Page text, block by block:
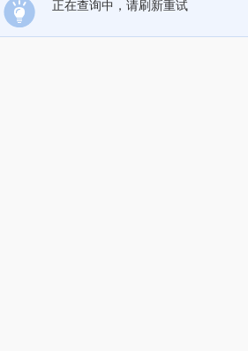
正在查询中，请刷新重试